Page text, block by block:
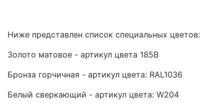
Ниже представлен список специальных цветов:
Золото матовое - артикул цвета 185B
Бронза горчичная - артикул цвета: RAL1036
Белый сверкающий - артикул цвета: W204